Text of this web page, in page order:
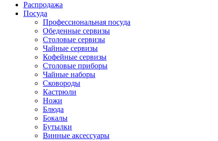
Распродажа
Посуда
Профессиональная посуда
Обеденные сервизы
Столовые сервизы
Чайные сервизы
Кофейные сервизы
Столовые приборы
Чайные наборы
Сковороды
Кастрюли
Ножи
Блюда
Бокалы
Бутылки
Винные аксессуары